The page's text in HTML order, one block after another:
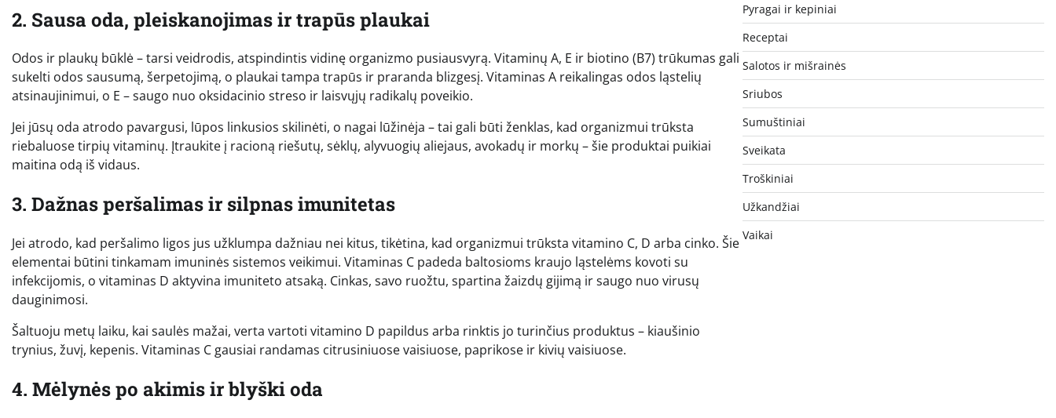
2. Sausa oda, pleiskanojimas ir trapūs plaukai
Odos ir plaukų būklė – tarsi veidrodis, atspindintis vidinę organizmo pusiausvyrą. Vitaminų A, E ir biotino (B7) trūkumas gali
sukelti odos sausumą, šerpetojimą, o plaukai tampa trapūs ir praranda blizgesį. Vitaminas A reikalingas odos ląstelių
atsinaujinimui, o E – saugo nuo oksidacinio streso ir laisvųjų radikalų poveikio.
Jei jūsų oda atrodo pavargusi, lūpos linkusios skilinėti, o nagai lūžinėja – tai gali būti ženklas, kad organizmui trūksta
riebaluose tirpių vitaminų. Įtraukite į racioną riešutų, sėklų, alyvuogių aliejaus, avokadų ir morkų – šie produktai puikiai
maitina odą iš vidaus.
3. Dažnas peršalimas ir silpnas imunitetas
Jei atrodo, kad peršalimo ligos jus užklumpa dažniau nei kitus, tikėtina, kad organizmui trūksta vitamino C, D arba cinko. Šie
elementai būtini tinkamam imuninės sistemos veikimui. Vitaminas C padeda baltosioms kraujo ląstelėms kovoti su
infekcijomis, o vitaminas D aktyvina imuniteto atsaką. Cinkas, savo ruožtu, spartina žaizdų gijimą ir saugo nuo virusų
dauginimosi.
Šaltuoju metų laiku, kai saulės mažai, verta vartoti vitamino D papildus arba rinktis jo turinčius produktus – kiaušinio
trynius, žuvį, kepenis. Vitaminas C gausiai randamas citrusiniuose vaisiuose, paprikose ir kivių vaisiuose.
4. Mėlynės po akimis ir blyški oda
Pyragai ir kepiniai
Receptai
Salotos ir mišrainės
Sriubos
Sumuštiniai
Sveikata
Troškiniai
Užkandžiai
Vaikai